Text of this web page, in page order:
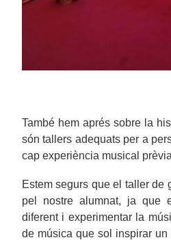
També hem aprés sobre la
són tallers adequats per a
cap experiència musical
Estem segurs que el taller de
pel nostre alumnat, ja que
diferent i experimentar la
de música que sol inspirar